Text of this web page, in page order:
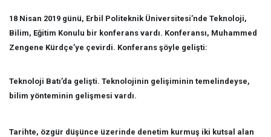
18 Nisan 2019 günü, Erbil Politeknik Üniversitesi’nde Teknoloji,
Bilim, Eğitim Konulu bir konferans vardı. Konferansı, Muhammed
Zengene Kürdçe’ye çevirdi. Konferans şöyle gelişti:
Teknoloji Batı’da gelişti. Teknolojinin gelişiminin temelindeyse,
bilim yönteminin gelişmesi vardı.
Tarihte, özgür düşünce üzerinde denetim kurmuş iki kutsal alan